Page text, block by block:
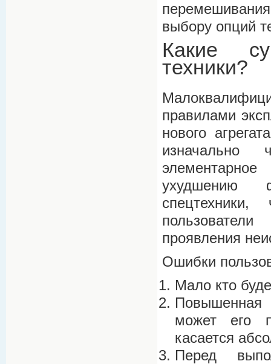
выбору опций
Какие
техники?
правилами
нового
изначально
ухудшению
проявления
Ошибки
Мало кто
Повышенная
может его
касается
Перед